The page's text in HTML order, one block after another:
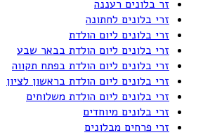
זר בלונים רעננה
זרי בלונים לחתונה
זרי בלונים ליום הולדת
זרי בלונים ליום הולדת בבאר שבע
זרי בלונים ליום הולדת בפתח תקווה
זרי בלונים ליום הולדת בראשון לציון
זרי בלונים ליום הולדת משלוחים
זרי בלונים מיוחדים
זרי פרחים מבלונים